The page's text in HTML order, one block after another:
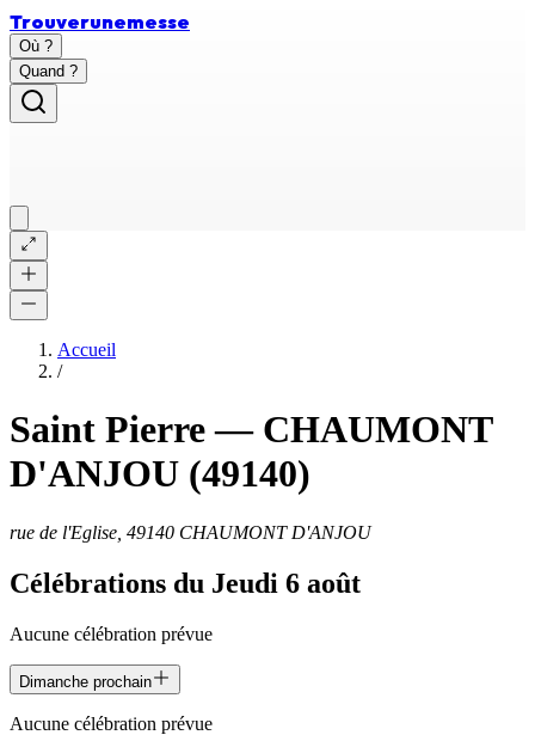
Trouverunemesse
Où ?
Quand ?
Accueil
/
Saint Pierre— CHAUMONT
D'ANJOU (49140)
rue de l'Eglise, 49140 CHAUMONT D'ANJOU
Célébrations du Jeudi 6 août
Aucune célébration prévue
Dimanche prochain
Aucune célébration prévue